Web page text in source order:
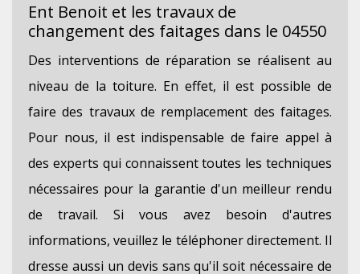
Ent Benoit et les travaux de
changement des faitages dans le 04550
Des interventions de réparation se réalisent au
niveau de la toiture. En effet, il est possible de
faire des travaux de remplacement des faitages.
Pour nous, il est indispensable de faire appel à
des experts qui connaissent toutes les techniques
nécessaires pour la garantie d'un meilleur rendu
de travail. Si vous avez besoin d'autres
informations, veuillez le téléphoner directement. Il
dresse aussi un devis sans qu'il soit nécessaire de